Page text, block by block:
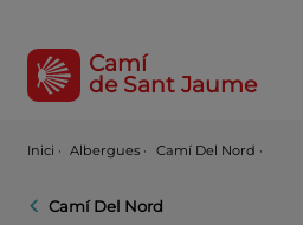
Camí
de Sant Jaume
Inici · Albergues · Camí Del Nord ·
Camí Del Nord